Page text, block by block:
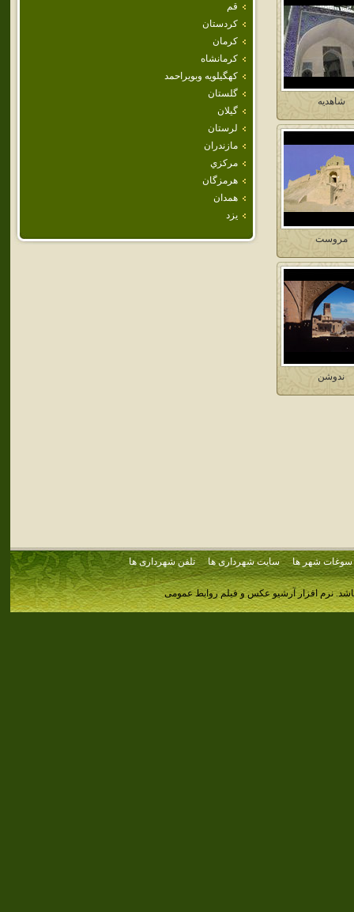
قم
كردستان
كرمان
كرمانشاه
كهگيلويه وبويراحمد
گلستان
گيلان
لرستان
مازندران
مركزي
هرمزگان
همدان
يزد
شاهديه
مروست
ندوشن
سوغات شهر ها سایت شهرداری ها تلفن شهرداری ها
نرم افزار آرشیو عکس و فیلم روابط عمومی